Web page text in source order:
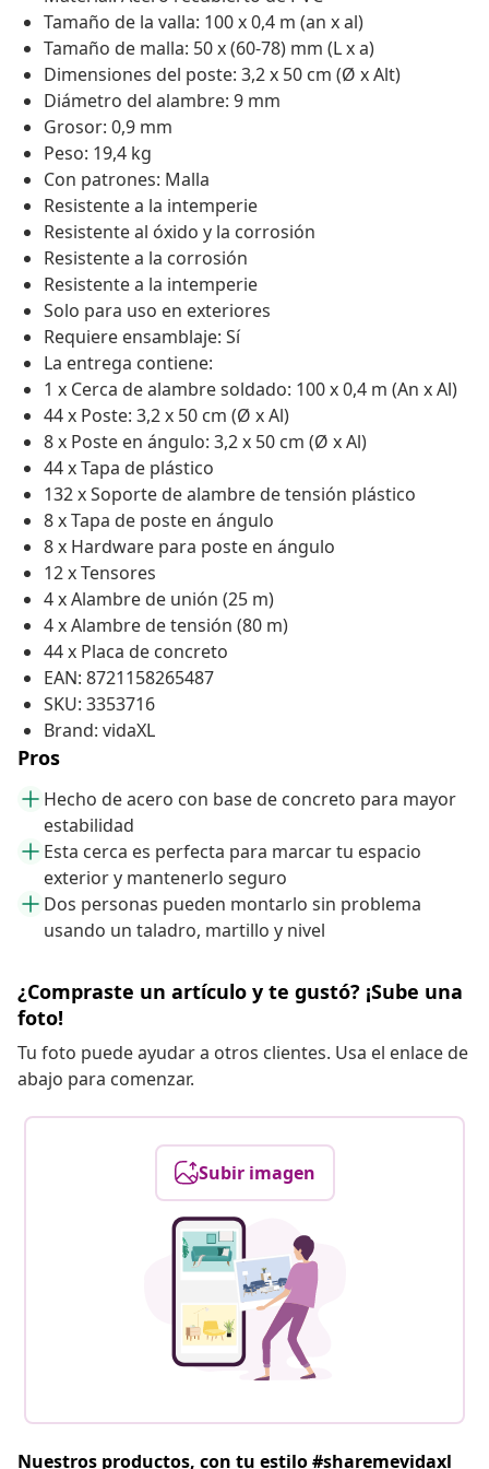
Tamaño de la valla: 100 x 0,4 m (an x al)
Tamaño de malla: 50 x (60-78) mm (L x a)
Dimensiones del poste: 3,2 x 50 cm (Ø x Alt)
Diámetro del alambre: 9 mm
Grosor: 0,9 mm
Peso: 19,4 kg
Con patrones: Malla
Resistente a la intemperie
Resistente al óxido y la corrosión
Resistente a la corrosión
Resistente a la intemperie
Solo para uso en exteriores
Requiere ensamblaje: Sí
La entrega contiene:
1 x Cerca de alambre soldado: 100 x 0,4 m (An x Al)
44 x Poste: 3,2 x 50 cm (Ø x Al)
8 x Poste en ángulo: 3,2 x 50 cm (Ø x Al)
44 x Tapa de plástico
132 x Soporte de alambre de tensión plástico
8 x Tapa de poste en ángulo
8 x Hardware para poste en ángulo
12 x Tensores
4 x Alambre de unión (25 m)
4 x Alambre de tensión (80 m)
44 x Placa de concreto
EAN: 8721158265487
SKU: 3353716
Brand: vidaXL
Pros
Hecho de acero con base de concreto para mayor
estabilidad
Esta cerca es perfecta para marcar tu espacio
exterior y mantenerlo seguro
Dos personas pueden montarlo sin problema
usando un taladro, martillo y nivel
¿Compraste un artículo y te gustó? ¡Sube una
foto!
Tu foto puede ayudar a otros clientes. Usa el enlace de
abajo para comenzar.
Subir imagen
Nuestros productos, con tu estilo #sharemevidaxl